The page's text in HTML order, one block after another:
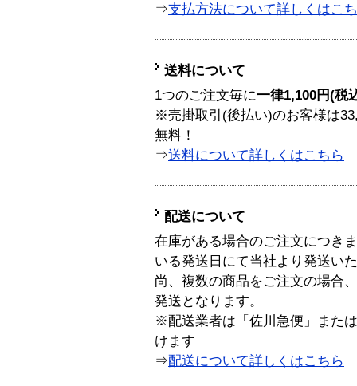
⇒支払方法について詳しくはこ
送料について
1つのご注文毎に一律1,100円(税
※売掛取引(後払い)のお客様は
無料！
⇒送料について詳しくはこちら
配送について
在庫がある場合のご注文につき
いる発送日にて当社より発送い
尚、複数の商品をご注文の場合
発送となります。
※配送業者は「佐川急便」また
けます
⇒配送について詳しくはこちら